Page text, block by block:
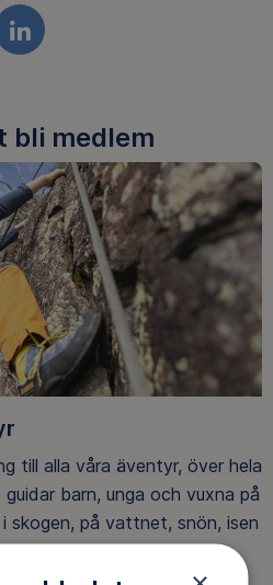
LINKEDIN
bli medlem
till alla våra äventyr, över hela
barn, unga och vuxna på
skogen, på vattnet, snön, isen